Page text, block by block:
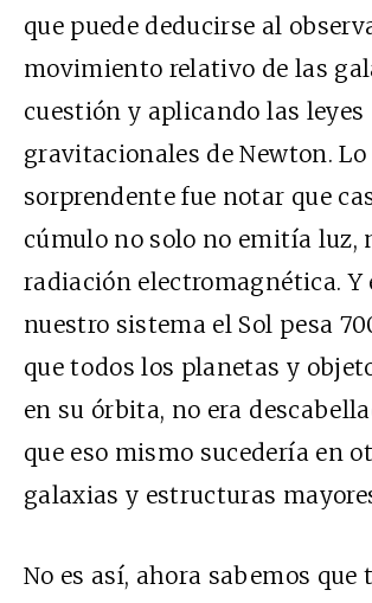
que puede deducirse al
movimiento relativo de las
cuestión y aplicando las leyes
gravitacionales de Newton. Lo
sorprendente fue notar que
cúmulo no solo no emitía luz,
radiación electromagnética. Y
nuestro sistema el Sol pesa
que todos los planetas y
en su órbita, no era
que eso mismo sucedería en
galaxias y estructuras
No es así, ahora sabemos que